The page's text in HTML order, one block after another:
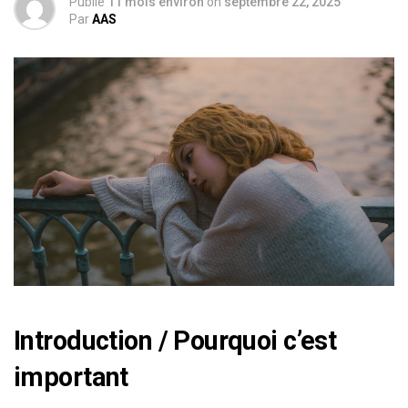
ParAAS
Introduction / Pourquoi c’est
important